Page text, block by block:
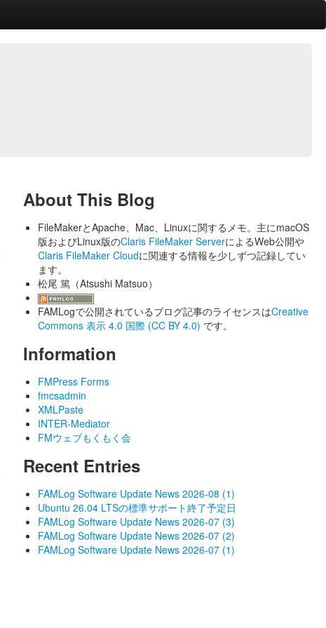
About This Blog
FileMakerとApache、Mac、Linuxに関するメモ。主にmacOS
版およびLinux版のClaris FileMaker ServerによるWeb公開や
Claris FileMaker Cloudに関連する情報を少しずつ記録してい
ます。
松尾 篤（Atsushi Matsuo）
FAMLogで公開されているブログ記事のライセンスはCreative
Commons 表示 4.0 国際 (CC BY 4.0) です。
Information
FMPress Forms
fmcsadmin
XMLPaste
INTER-Mediator
FMウェブもくもく会
Recent Entries
FAMLog Software Update News 2026-08 (1)
Ubuntu 26.04 LTSの標準サポート終了予定日
FAMLog Software Update News 2026-07 (3)
FAMLog Software Update News 2026-07 (2)
FAMLog Software Update News 2026-07 (1)